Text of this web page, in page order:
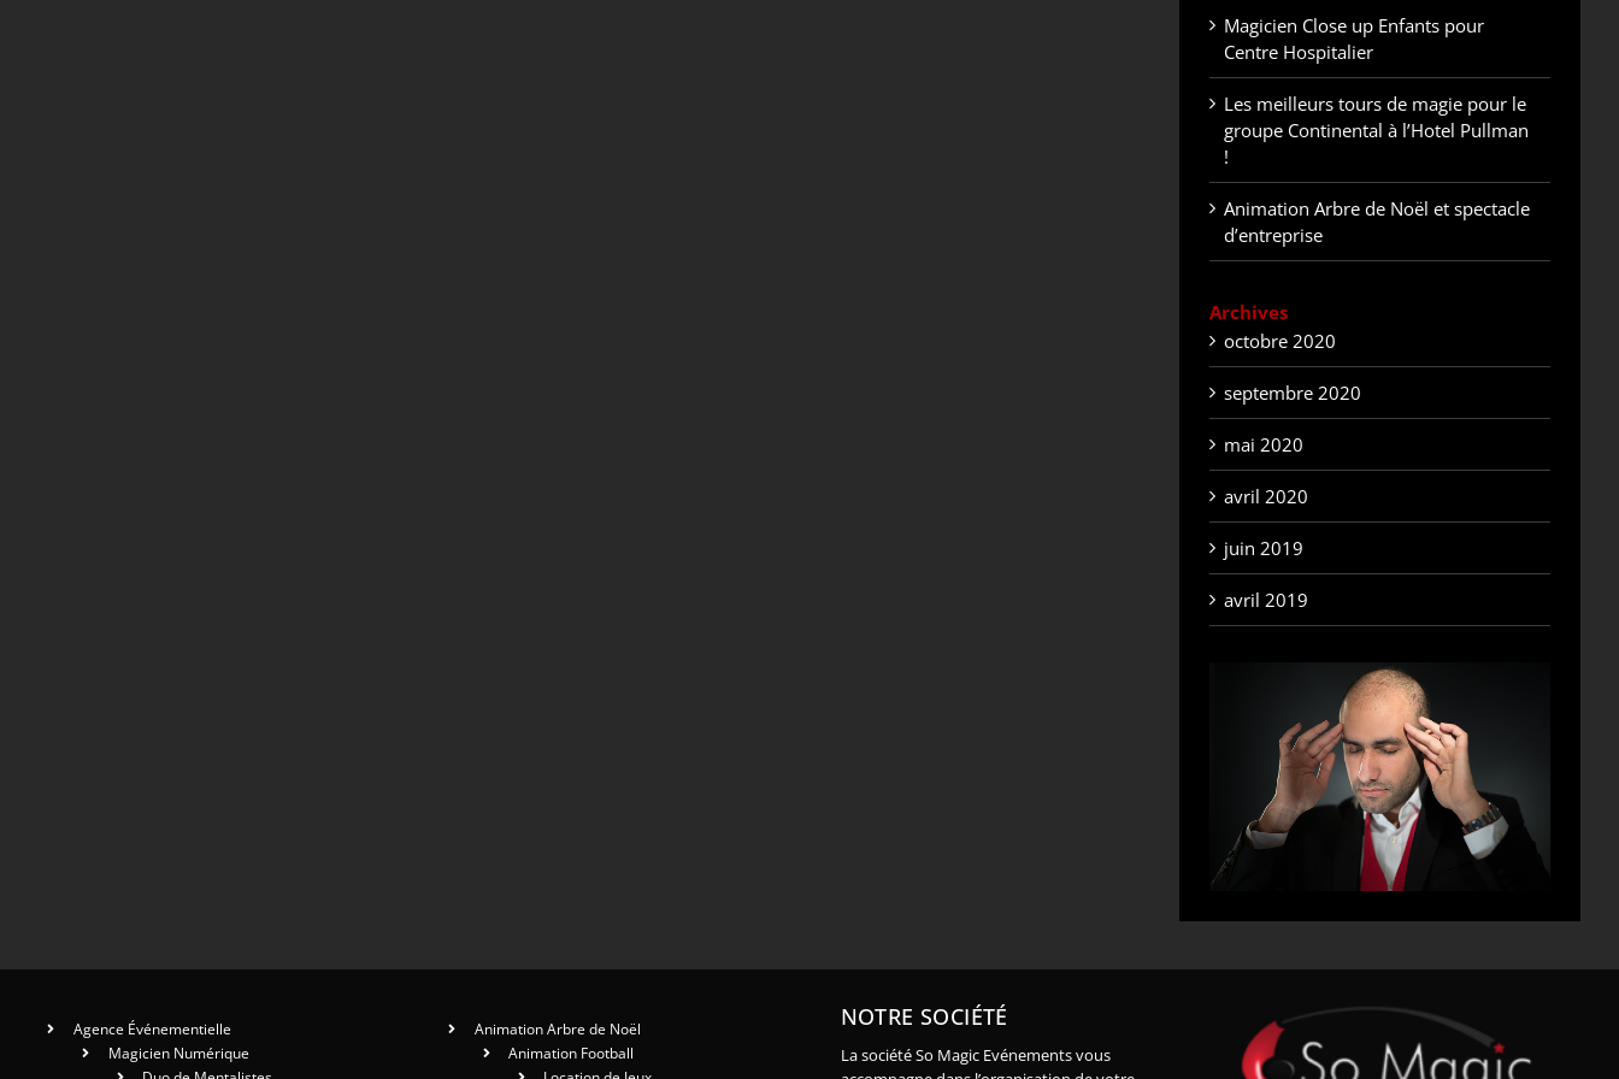
Magicien Close up Enfants pour
Centre Hospitalier
Les meilleurs tours de magie pour le
groupe Continental à l’Hotel Pullman
!
Animation Arbre de Noël et spectacle
d’entreprise
Archives
octobre 2020
septembre 2020
mai 2020
avril 2020
juin 2019
avril 2019
Agence Événementielle
Magicien Numérique
Animation Arbre de Noël
Animation Football
NOTRE SOCIÉTÉ
La société So Magic Evénements vous